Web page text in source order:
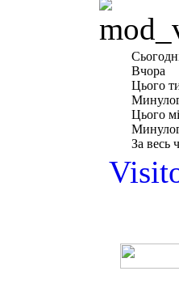
Вчора
Цього
Цього
За весь